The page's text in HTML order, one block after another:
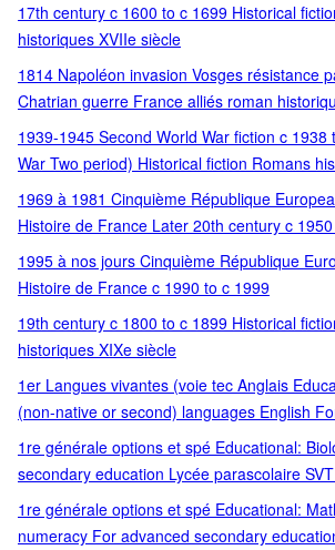
17th century c 1600 to c 1699 Historical
historiques XVIIe siècle
1814 Napoléon invasion Vosges résistance
Chatrian guerre France alliés roman
napoléonienne résistance populaire
populaire patrimoine littéraire
1939-1945 Second World War fiction c 1938
War Two period) Historical fiction Romans
1969 à 1981 Cinquième République
Histoire de France Later 20th century c
1995 à nos jours Cinquième République
Histoire de France c 1990 to c 1999
19th century c 1800 to c 1899 Historical
historiques XIXe siècle
1er Langues vivantes (voie tec Anglais
(non-native or second) languages English
secondary education Scolaire lycée général
1re générale options et spé Educational:
secondary education Lycée parascolaire
et de
1re générale options et spé Educational:
numeracy For advanced secondary